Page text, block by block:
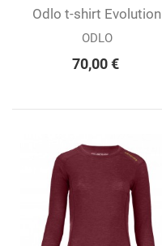
Odlo t-shirt Evolution
TW Warm (W)
ODLO
70,00 €